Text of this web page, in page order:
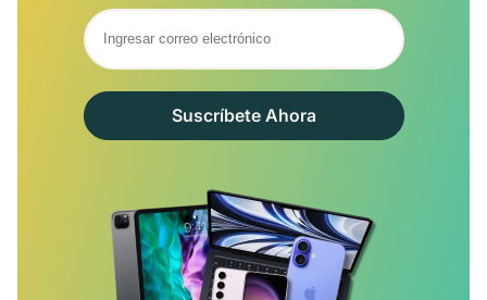
Suscríbete Ahora